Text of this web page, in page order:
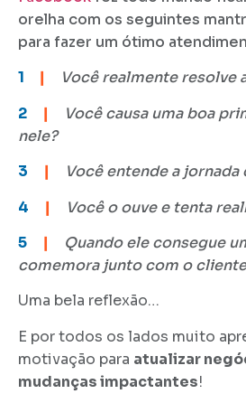
orelha com os seguintes
para fazer um ótimo
1
❙
Você realmente resolve
2
❙
Você causa uma boa
nele?
3
❙
Você entende a jornada
4
❙
Você o ouve e tenta
5
❙
Quando ele consegue
comemora junto com o
Uma bela reflexão…
E por todos os lados muito
motivação para atualizar
mudanças impactantes!